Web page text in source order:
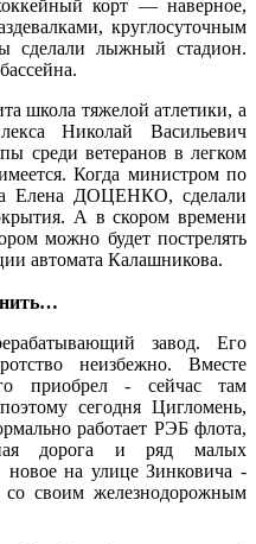
корт — наверное,
круглосуточным
сделали лыжный стадион.
школа тяжелой атлетики, а
Николай Васильевич
ветеранов в легком
Когда министром по
Елена ДОЦЕНКО, сделали
А в скором времени
можно будет пострелять
автомата Калашникова.
завод. Его
неизбежно. Вместе
приобрел - сейчас там
сегодня Цигломень,
работает РЭБ флота,
дорога и ряд малых
на улице Зинковича -
со своим железнодорожным